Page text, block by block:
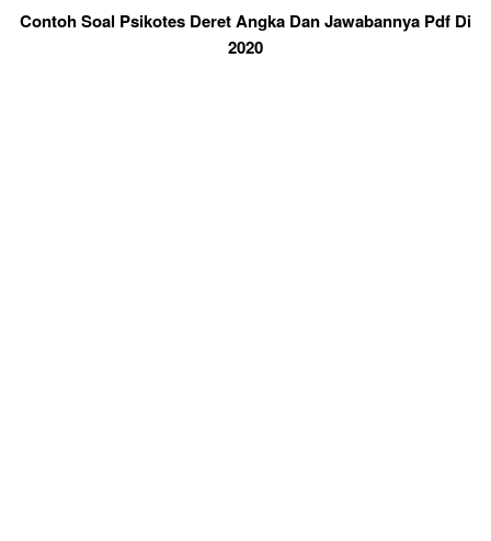
Contoh Soal Psikotes Deret Angka Dan Jawabannya Pdf Di
2020